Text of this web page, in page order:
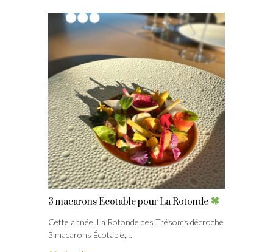
3 macarons Ecotable pour La Rotonde
Cette année, La Rotonde des Trésoms décroche
3 macarons Écotable,…